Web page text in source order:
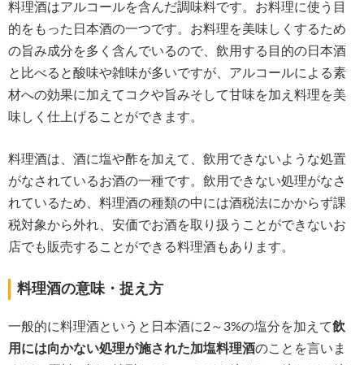
料理酒はアルコールを含んだ調味料です。お料理に使う目
的をもった日本酒の一つです。お料理を美味しくするため
の旨み成分を多く含んでいるので、飲用する目的の日本酒
と比べると酸味や雑味が多いですが、アルコールによる素
材への効果に加えてコクや旨みそして甘味を加え料理を美
味しく仕上げることができます。
料理酒は、酒に塩や酢を加えて、飲用できないような処置
がなされているお酒の一種です。飲用できない処理がなさ
れているため、料理酒の種類の中には酒税法にかからず課
税対象から外れ、安価でお酒を取り扱うことができないお
店でも販売することができる料理酒もあります。
料理酒の意味・捉え方
一般的に料理酒というと日本酒に2～3%の塩分を加えて飲
用には向かない処理が施された加塩料理酒のことを言いま